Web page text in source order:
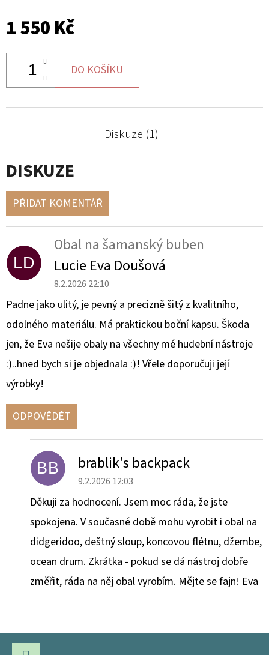
1 550 Kč
DO KOŠÍKU
Diskuze (1)
DISKUZE
PŘIDAT KOMENTÁŘ
V
P
I
D
S
K
U
Z
Í
LD
Obal na šamanský buben
Lucie Eva Doušová
8.2.2026 22:10
Padne jako ulitý, je pevný a precizně šitý z kvalitního,
odolného materiálu. Má praktickou boční kapsu. Škoda
jen, že Eva nešije obaly na všechny mé hudební nástroje
:)..hned bych si je objednala :)! Vřele doporučuji její
výrobky!
ODPOVĚDĚT
BB brablik's backpack
9.2.2026 12:03
Děkuji za hodnocení. Jsem moc ráda, že jste
spokojena. V současné době mohu vyrobit i obal na
didgeridoo, deštný sloup, koncovou flétnu, džembe,
ocean drum. Zkrátka - pokud se dá nástroj dobře
změřit, ráda na něj obal vyrobím. Mějte se fajn! Eva